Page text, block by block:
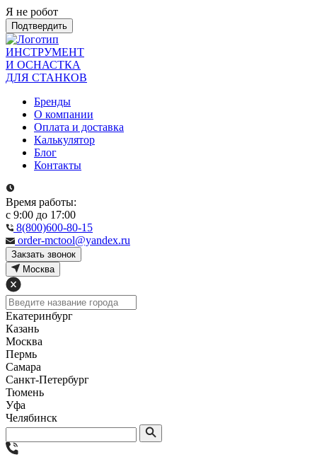
Я не робот
Подтвердить
ИНСТРУМЕНТ
И ОСНАСТКА
ДЛЯ СТАНКОВ
Бренды
О компании
Оплата и доставка
Калькулятор
Блог
Контакты
Время работы:
с 9:00 до 17:00
8(800)600-80-15
order-mctool@yandex.ru
Закзать звонок
Москва
Екатеринбург
Казань
Москва
Пермь
Самара
Санкт-Петербург
Тюмень
Уфа
Челябинск